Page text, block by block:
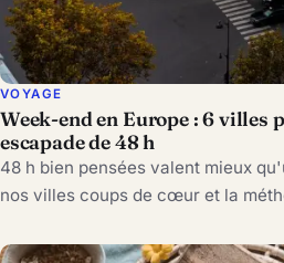
VOYAGE
Week-end en Europe : 6 villes
escapade de 48 h
48 h bien pensées valent mieux
nos villes coups de cœur et la